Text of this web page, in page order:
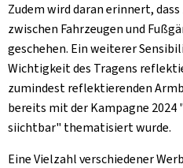
Zudem wird daran erinnert,
zwischen Fahrzeugen und
geschehen. Ein weiterer
Wichtigkeit des Tragens
zumindest reflektierenden
bereits mit der Kampagne 2024
siichtbar" thematisiert wurde.
Eine Vielzahl verschiedener